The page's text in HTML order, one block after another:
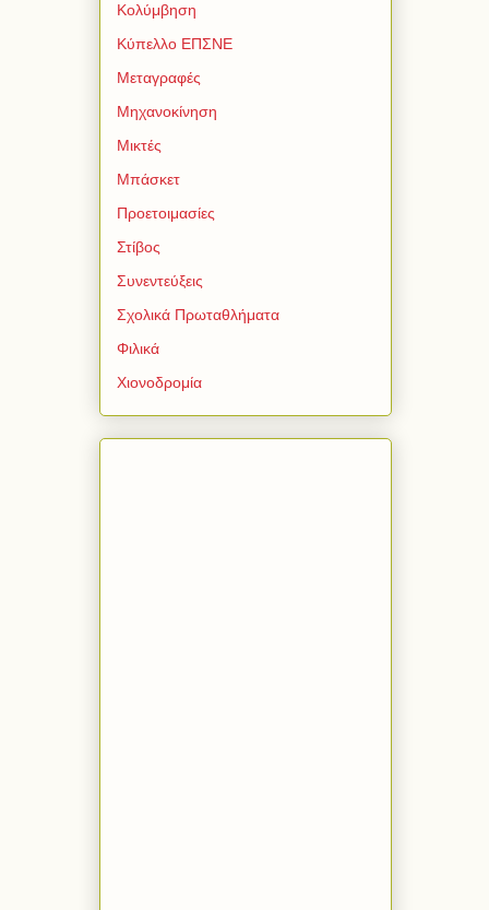
Κολύμβηση
Κύπελλο ΕΠΣΝΕ
Μεταγραφές
Μηχανοκίνηση
Μικτές
Μπάσκετ
Προετοιμασίες
Στίβος
Συνεντεύξεις
Σχολικά Πρωταθλήματα
Φιλικά
Χιονοδρομία